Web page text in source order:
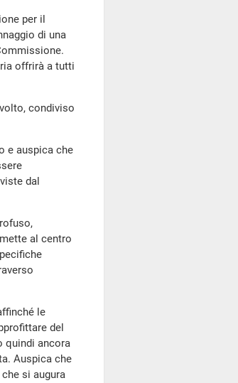
per il
di una
offrirà a tutti
condiviso
e auspica che
dal
al centro
le
del
quindi ancora
Auspica che
si augura